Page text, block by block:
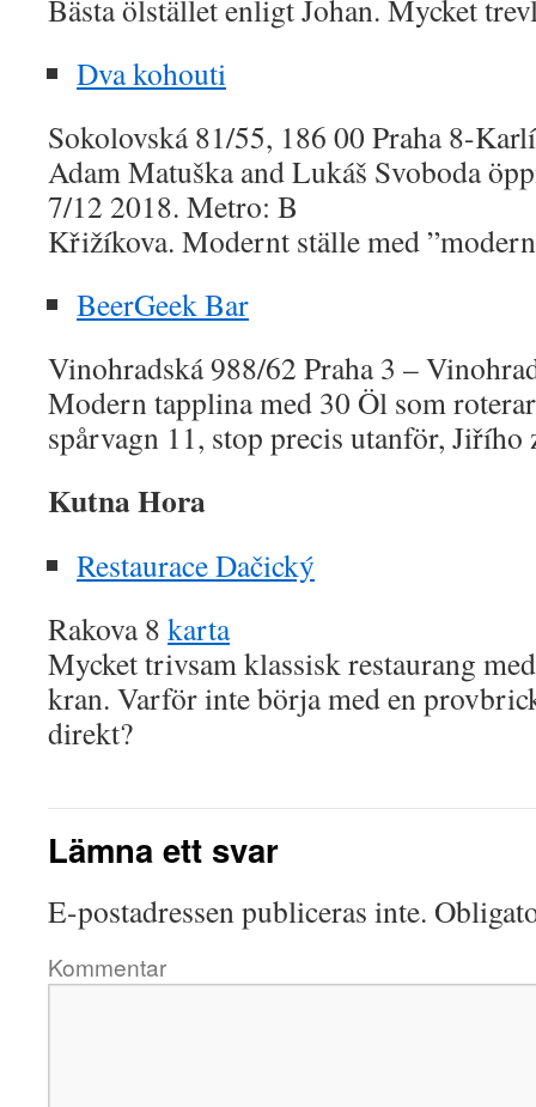
Bästa ölstället enligt Johan. Mycket
Dva kohouti
Sokolovská 81/55, 186 00 Praha 8-
Adam Matuška and Lukáš Svoboda
7/12 2018. Metro: B
Křižíkova. Modernt ställe med
BeerGeek Bar
Vinohradská 988/62 Praha 3 –
Modern tapplina med 30 Öl som
spårvagn 11, stop precis utanför, Jiřího
Kutna Hora
Restaurace Dačický
Rakova 8 karta
Mycket trivsam klassisk restaurang
kran. Varför inte börja med en
direkt?
Lämna ett svar
E-postadressen publiceras inte.
Kommentar